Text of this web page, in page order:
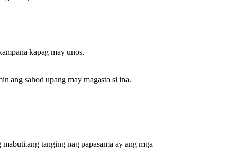
kapag may unos .
ang sahod upang may magasta si ina.
tanging nag papasama ay ang mga